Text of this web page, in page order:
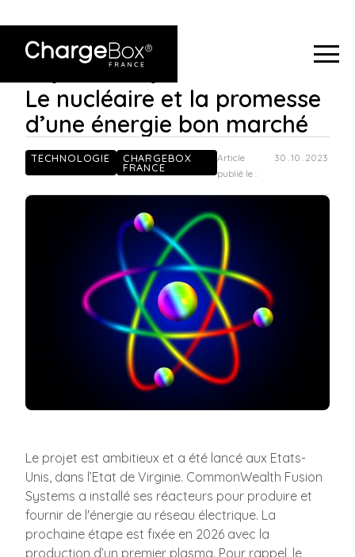
ChargeBox France Le nucléaire et la promesse d’une
Le nucléaire et la promesse
d’une énergie bon marché
TECHNOLOGIE CHARGEBOX
FRANCE
Article
publié le :
30 .10 . 2023
Le projet est ambitieux et a été lancé aux Etats-
Unis, dans l’Etat de Virginie. CommonWealth Fusion
Systems a installé ses réacteurs pour produire et
fournir de l'énergie au réseau électrique. La
prochaine étape est fixée en 2026 avec la
production d’un premier plasma. Pour rappel, le